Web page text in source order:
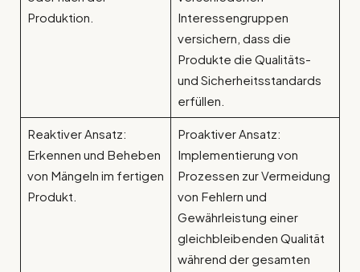
Produktion.
Interessengruppen
versichern, dass die
Produkte die Qualitäts-
und Sicherheitsstandards
erfüllen.
Reaktiver Ansatz:
Erkennen und Beheben
von Mängeln im fertigen
Produkt.
Proaktiver Ansatz:
Implementierung von
Prozessen zur Vermeidung
von Fehlern und
Gewährleistung einer
gleichbleibenden Qualität
während der gesamten